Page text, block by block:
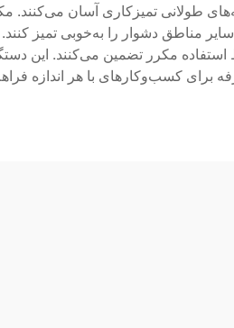
طولانی تمیزکاری آسان می‌کنند.
مناطق دشوار را به‌خوبی تمیز
مکرر تضمین می‌کنند. این
برای کسب‌وکارهای با هر اندازه